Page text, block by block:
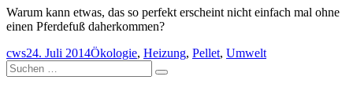
Warum kann etwas, das so perfekt erscheint nicht einfach mal ohne
einen Pferdefuß daherkommen?
Autor
cwsVeröffentlicht
am
24. Juli 2014Schlagwörter
Ökologie, Heizung, Pellet, Umwelt
Suchen
nach:
Suchen